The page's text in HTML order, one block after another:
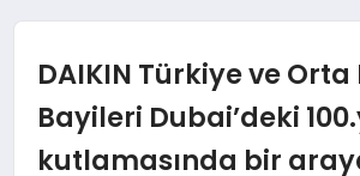
SAĞLIK
DAIKIN Türkiye ve Orta
Bayileri Dubai’deki
kutlamasında bir